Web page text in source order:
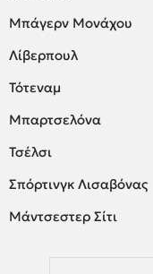
Μπάγερν Μονάχου
Λίβερπουλ
Τότεναμ
Μπαρτσελόνα
Τσέλσι
Σπόρτινγκ Λισαβόνας
Μάντσεστερ Σίτι